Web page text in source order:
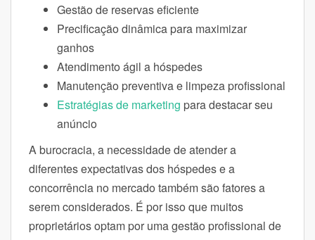
Gestão de reservas eficiente
Precificação dinâmica para maximizar
ganhos
Atendimento ágil a hóspedes
Manutenção preventiva e limpeza profissional
Estratégias de marketing para destacar seu
anúncio
A burocracia, a necessidade de atender a
diferentes expectativas dos hóspedes e a
concorrência no mercado também são fatores a
serem considerados. É por isso que muitos
proprietários optam por uma gestão profissional de